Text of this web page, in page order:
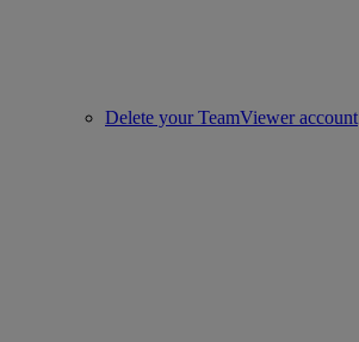
Delete your TeamViewer account